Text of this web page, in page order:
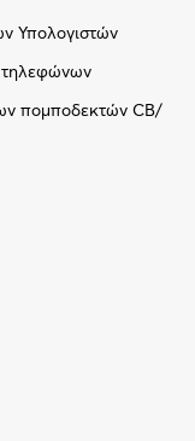
Υπολογιστών
τηλεφώνων
πομποδεκτών CB/